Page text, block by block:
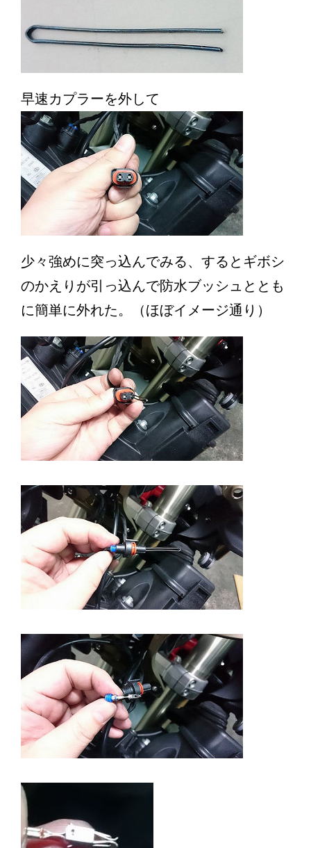
早速カプラーを外して
少々強めに突っ込んでみる、するとギボシ
のかえりが引っ込んで防水ブッシュととも
に簡単に外れた。（ほぼイメージ通り）